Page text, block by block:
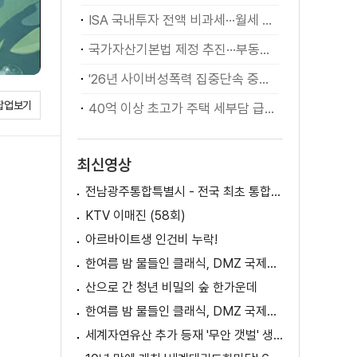
업보기
ISA 국내투자 전액 비과세···월세 세액공제 확대
국가자산기본법 제정 추진···부동산·주식 등 통합 관리
'26년 사이버성폭력 집중단속 중간성과 발표···향후 추진계획은?
40억 이상 초고가 주택 세부담 급증···실수요자 보호 강화
최신영상
전남광주통합특별시 - 전국 최초 통합돌봄 모델
KTV 이매진 (58회)
아르바이트생 인건비 누락!
한여름 밤 물들인 클래식, DMZ 국제음악제 성황
산으로 간 청년 비밀의 숲 한가운데
한여름 밤 물들인 클래식, DMZ 국제음악제 성황
세계자연유산 추가 등재 '무안 갯벌' 생태 체험